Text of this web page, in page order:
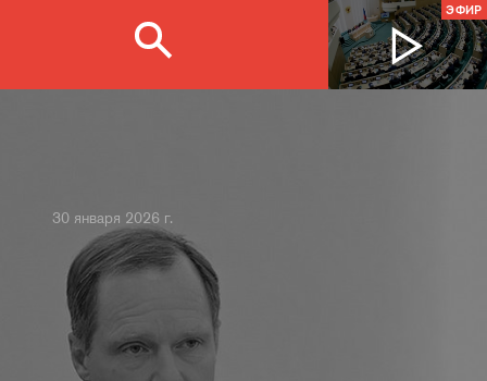
ЭФИР
30 января 2026 г.